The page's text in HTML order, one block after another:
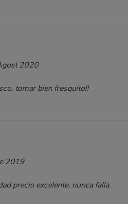
2020
tomar bien fresquito!!
2019
precio excelente, nunca falla.